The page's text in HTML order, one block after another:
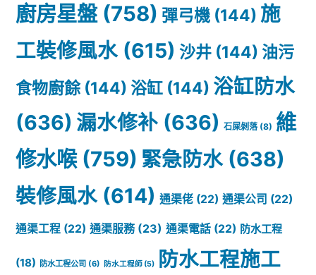
廚房星盤(758) 彈弓機 (144) 施
工裝修風水(615) 沙井 (144) 油污
食物廚餘(144) 浴缸 (144) 浴缸防水
(636) 漏水修补 (636) 石屎剝落(8) 維
修水喉(759) 緊急防水(638)
裝修風水(614) 通渠佬 (22) 通渠公司 (22)
通渠工程 (22) 通渠服務(23) 通渠電話 (22) 防水工程
(18) 防水工程公司 (6) 防水工程師 (5)
防水工程施工